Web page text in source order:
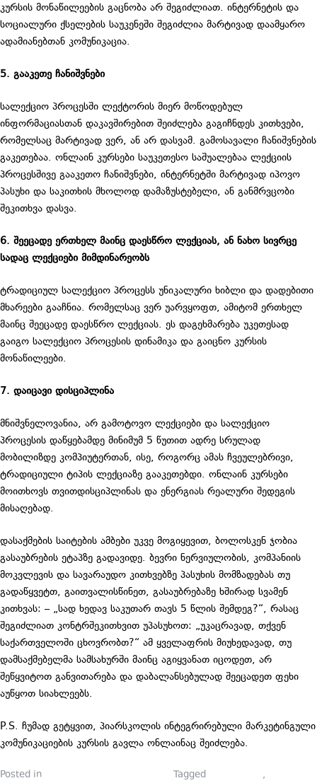
კურსის მონაწილეების გაცნობა არ შეგიძლიათ. ინტერნეტის და
სოციალური ქსელების საუკენეში შეგიძლია მარტივად დაამყარო
ადამიანებთან კომუნიკაცია.
5. გააკეთე ჩანიშვნები
სალექციო პროცესში ლექტორის მიერ მოწოდებულ
ინფორმაციასთან დაკავშირებით შეიძლება გაგიჩნდეს კითხვები,
რომელსაც მარტივად ვერ, ან არ დასვამ. გამოსავალი ჩანიშვნების
გაკეთებაა. ონლაინ კურსები საუკეთესო საშუალებაა ლექციის
პროცესშივე გააკეთო ჩანიშვნები, ინტერნეტში მარტივად იპოვო
პასუხი და საკითხის მხოლოდ დამაზუსტებელი, ან განმრვცობი
შეკითხვა დასვა.
6. შეეცადე ერთხელ მაინც დაესწრო ლექციას, ან ნახო სივრცე
სადაც ლექციები მიმდინარეობს
ტრადიციულ სალექციო პროცესს უნიკალური ხიბლი და დადებითი
მხარეები გააჩნია. რომელსაც ვერ უარვყოფთ, ამიტომ ერთხელ
მაინც შეეცადე დაესწრო ლექციას. ეს დაგეხმარება უკეთესად
გაიგო სალექციო პროცესის დინამიკა და გაიცნო კურსის
მონაწილეები.
7. დაიცავი დისციპლინა
მნიშვნელოვანია, არ გამოტოვო ლექციები და სალექციო
პროცესის დაწყებამდე მინიმუმ 5 წუთით ადრე სრულად
მობილიზდე კომპიუტერთან, ისე, როგორც ამას ჩვეულებრივი,
ტრადიციული ტიპის ლექციაზე გააკეთებდი. ონლაინ კურსები
მოითხოვს თვითდისციპლინას და ენერგიას რეალური შედეგის
მისაღებად.
დასაქმების საიტების ამბები უკვე მოგიყევით, ბოლოსკენ ჯობია
გასაუბრების ეტაპზე გადავიდე. ბევრი ნერვიულობის, კომპანიის
მოკვლევის და სავარაუდო კითხვებზე პასუხის მომზადებას თუ
გადაწყვეტთ, გაითვალისწინეთ, გასაუბრებაზე ხშირად სვამენ
კითხვას: – „სად ხედავ საკუთარ თავს 5 წლის შემდეგ?“, რასაც
შეგიძლიათ კონტრშეკითხვით უპასუხოთ: „უკაცრავად, თქვენ
საქართველოში ცხოვრობთ?“ ამ ყველაფრის მიუხედავად, თუ
დამსაქმებელმა სამსახურში მაინც აგიყვანათ იცოდეთ, არ
შეწყვიტოთ განვითარება და დაბალანსებულად შეეცადეთ ფეხი
აუწყოთ სიახლეებს.
P.S. ჩუმად გეტყვით, პიარსკოლის ინტეგრირებული მარკეტინგული
კომუნიკაციების კურსის გავლა ონლაინაც შეიძლება.
Posted in Tagged ,